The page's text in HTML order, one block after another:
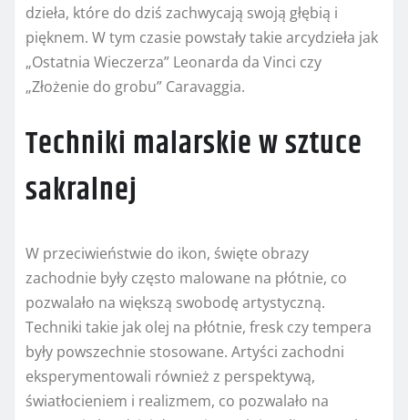
dzieła, które do dziś zachwycają swoją głębią i
pięknem. W tym czasie powstały takie arcydzieła jak
„Ostatnia Wieczerza” Leonarda da Vinci czy
„Złożenie do grobu” Caravaggia.
Techniki malarskie w sztuce
sakralnej
W przeciwieństwie do ikon, święte obrazy
zachodnie były często malowane na płótnie, co
pozwalało na większą swobodę artystyczną.
Techniki takie jak olej na płótnie, fresk czy tempera
były powszechnie stosowane. Artyści zachodni
eksperymentowali również z perspektywą,
światłocieniem i realizmem, co pozwalało na